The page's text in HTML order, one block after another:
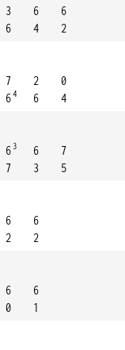
3
6
6
4
6
2
7
64
2
6
0
4
6 3
7
6
3
7
5
6
2
6
2
6
0
6
1